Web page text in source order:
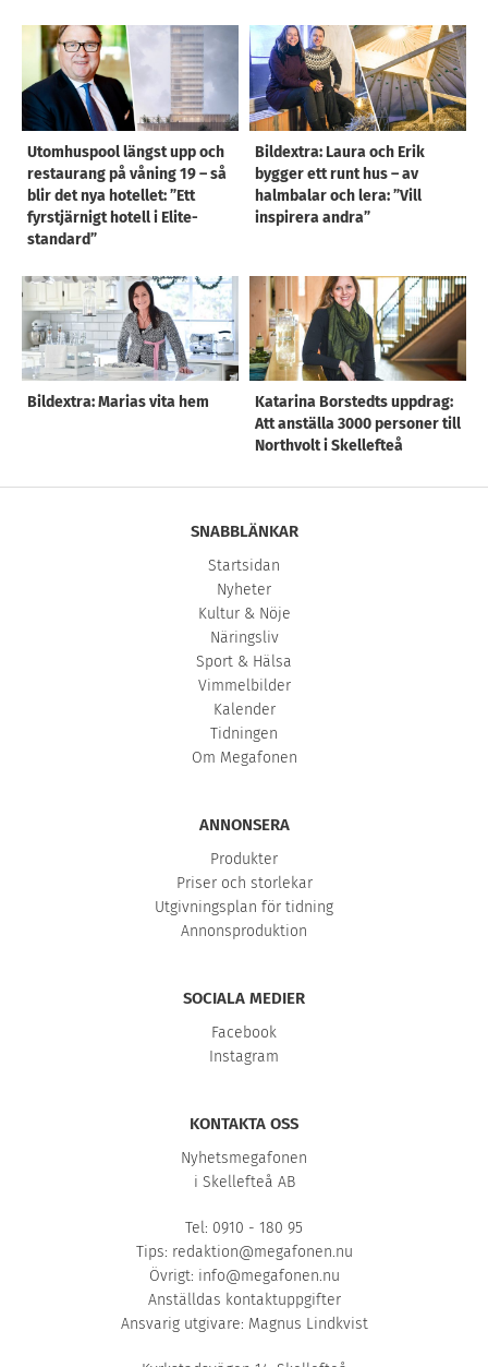
Utomhuspool längst upp och
restaurang på våning 19 – så
blir det nya hotellet: ”Ett
fyrstjärnigt hotell i Elite-
standard”
Bildextra: Laura och Erik
bygger ett runt hus – av
halmbalar och lera: ”Vill
inspirera andra”
Bildextra: Marias vita hem
Katarina Borstedts uppdrag:
Att anställa 3000 personer till
Northvolt i Skellefteå
SNABBLÄNKAR
Startsidan
Nyheter
Kultur & Nöje
Näringsliv
Sport & Hälsa
Vimmelbilder
Kalender
Tidningen
Om Megafonen
ANNONSERA
Produkter
Priser och storlekar
Utgivningsplan för tidning
Annonsproduktion
SOCIALA MEDIER
Facebook
Instagram
KONTAKTA OSS
Nyhetsmegafonen
i Skellefteå AB
Tel: 0910 - 180 95
Tips: redaktion@megafonen.nu
Övrigt: info@megafonen.nu
Anställdas kontaktuppgifter
Ansvarig utgivare: Magnus Lindkvist